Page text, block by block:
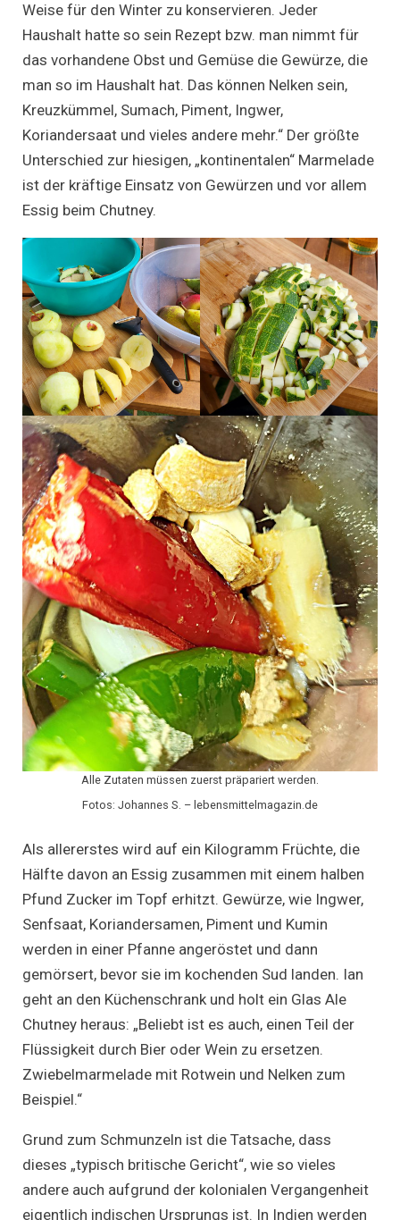
Weise für den Winter zu konservieren. Jeder
Haushalt hatte so sein Rezept bzw. man nimmt für
das vorhandene Obst und Gemüse die Gewürze, die
man so im Haushalt hat. Das können Nelken sein,
Kreuzkümmel, Sumach, Piment, Ingwer,
Koriandersaat und vieles andere mehr.“ Der größte
Unterschied zur hiesigen, „kontinentalen“ Marmelade
ist der kräftige Einsatz von Gewürzen und vor allem
Essig beim Chutney.
Alle Zutaten müssen zuerst präpariert werden.
Fotos: Johannes S. – lebensmittelmagazin.de
Als allererstes wird auf ein Kilogramm Früchte, die
Hälfte davon an Essig zusammen mit einem halben
Pfund Zucker im Topf erhitzt. Gewürze, wie Ingwer,
Senfsaat, Koriandersamen, Piment und Kumin
werden in einer Pfanne angeröstet und dann
gemörsert, bevor sie im kochenden Sud landen. Ian
geht an den Küchenschrank und holt ein Glas Ale
Chutney heraus: „Beliebt ist es auch, einen Teil der
Flüssigkeit durch Bier oder Wein zu ersetzen.
Zwiebelmarmelade mit Rotwein und Nelken zum
Beispiel.“
Grund zum Schmunzeln ist die Tatsache, dass
dieses „typisch britische Gericht“, wie so vieles
andere auch aufgrund der kolonialen Vergangenheit
eigentlich indischen Ursprungs ist. In Indien werden